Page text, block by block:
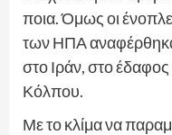
ποια. Όμως οι
των ΗΠΑ
στο Ιράν, στο έδαφος
Κόλπου.
Με το κλίμα να